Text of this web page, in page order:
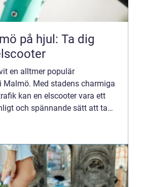
på hjul: Ta dig
en alltmer populär
Malmö. Med stadens charmiga
kan en elscooter vara ett
och spännande sätt att ta